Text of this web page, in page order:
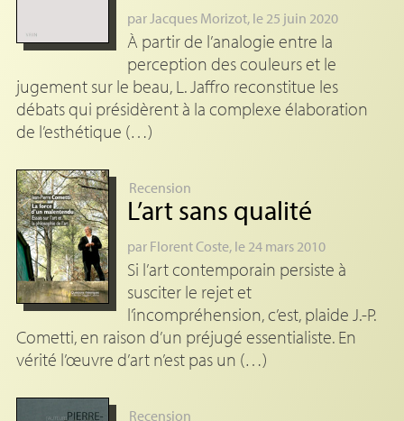
par Jacques Morizot, le 25 juin 2020
À partir de l’analogie entre la
perception des couleurs et le
jugement sur le beau, L. Jaffro reconstitue les
débats qui présidèrent à la complexe élaboration
de l’esthétique (…)
Recension
L’art sans qualité
par Florent Coste, le 24 mars 2010
Si l’art contemporain persiste à
susciter le rejet et
l’incompréhension, c’est, plaide J.-P.
Cometti, en raison d’un préjugé essentialiste. En
vérité l’œuvre d’art n’est pas un (…)
Recension